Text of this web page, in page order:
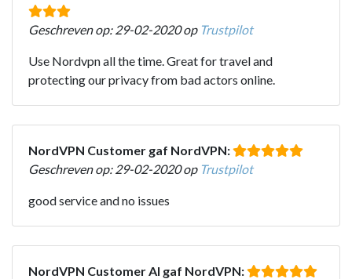
Geschreven op: 29-02-2020 op Trustpilot
Use Nordvpn all the time. Great for travel and
protecting our privacy from bad actors online.
NordVPN Customer gaf NordVPN:
Geschreven op: 29-02-2020 op Trustpilot
good service and no issues
NordVPN Customer Al gaf NordVPN: